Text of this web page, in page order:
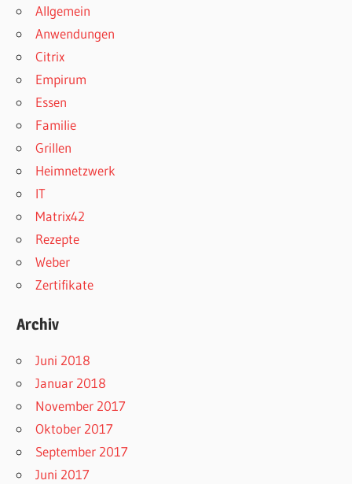
Allgemein
Anwendungen
Citrix
Empirum
Essen
Familie
Grillen
Heimnetzwerk
IT
Matrix42
Rezepte
Weber
Zertifikate
Archiv
Juni 2018
Januar 2018
November 2017
Oktober 2017
September 2017
Juni 2017